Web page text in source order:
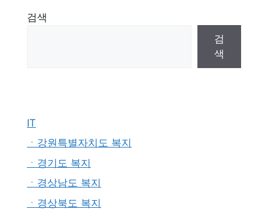
검색
검
색
IT
ㆍ강원특별자치도 복지
ㆍ경기도 복지
ㆍ경상남도 복지
ㆍ경상북도 복지